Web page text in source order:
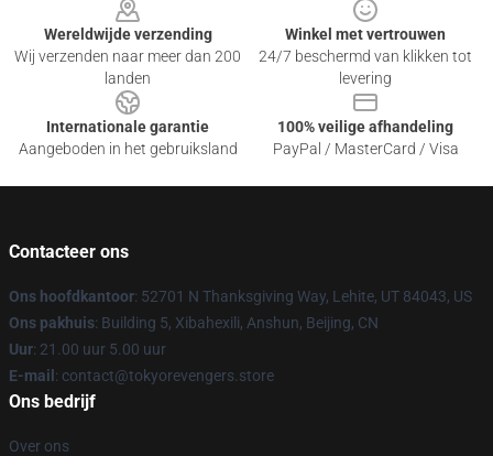
Wereldwijde verzending
Wij verzenden naar meer dan 200
landen
Winkel met vertrouwen
24/7 beschermd van klikken tot
levering
Internationale garantie
Aangeboden in het gebruiksland
100% veilige afhandeling
PayPal / MasterCard / Visa
Contacteer ons
Ons hoofdkantoor: 52701 N Thanksgiving Way, Lehite, UT 84043, US
Ons pakhuis: Building 5, Xibahexili, Anshun, Beijing, CN
Uur: 21.00 uur 5.00 uur
E-mail : contact@tokyorevengers.store
Ons bedrijf
Over ons